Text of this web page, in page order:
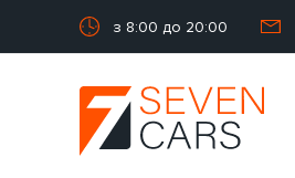
з 8:00 до 20:00